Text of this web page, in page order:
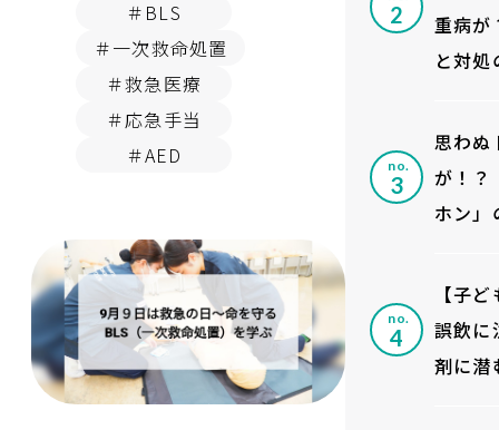
＃BLS
＃一次救命処置
＃救急医療
＃応急手当
＃AED
重病が
と対
no.
思わぬ
が！？
ホン」
no.
【子
誤飲に
剤に潜